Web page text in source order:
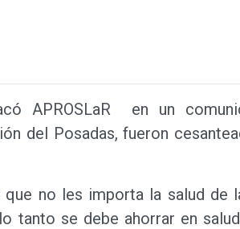
APROSLaR en un
del Posadas, fueron
que no les importa la salud de
tanto se debe ahorrar en